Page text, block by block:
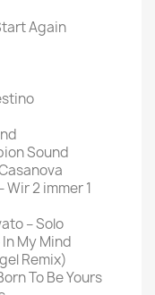
Again
Sound
Wir 2 immer 1
– Solo
My Mind
Remix)
To Be Yours